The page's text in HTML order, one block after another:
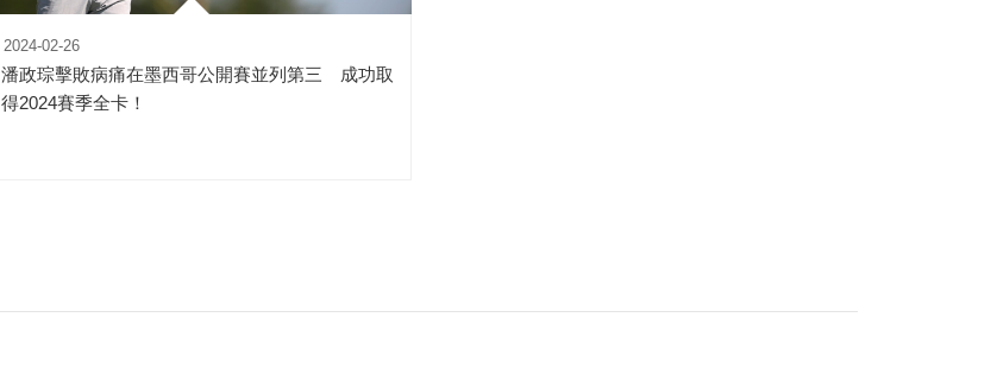
2024-02-26
潘政琮擊敗病痛在墨西哥公開賽並列第三 成功取
得2024賽季全卡！